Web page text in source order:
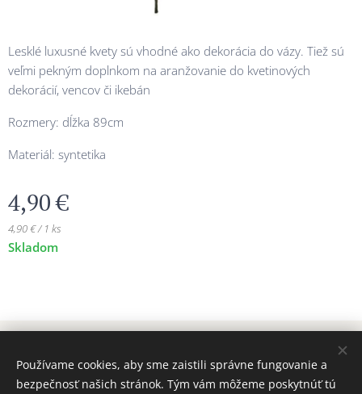
Lesklé luxusné kvety sú vhodné ako dekorácia do vázy. Tiež sú
veľmi pekným doplnkom na aranžovanie do kvetinových
dekorácií, vencov či ikebán
Rozmery: dĺžka 89cm
Materiál: syntetika
4,90€
4,90 € / 1 ks
Skladom
www.majadizajn.eu
Cookies
Používame cookies, aby sme zaistili správne fungovanie a
bezpečnosť našich stránok. Tým vám môžeme poskytnúť tú